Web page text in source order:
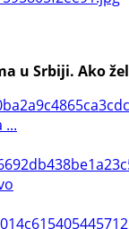
u Srbiji. Ako
...